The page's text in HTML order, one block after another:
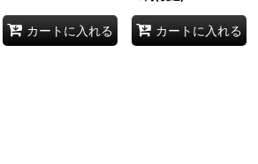
カートに入れる カートに入れる